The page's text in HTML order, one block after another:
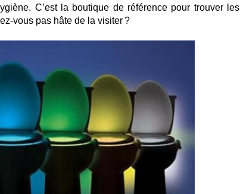
C’est la boutique de référence pour trouver les
vous pas hâte de la visiter ?